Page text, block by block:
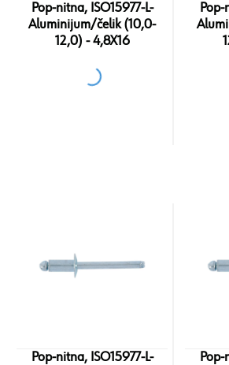
Pop-nitna, ISO15977-L-
Aluminijum/čelik (10,0-
12,0) - 4,8X16
Pop-
Pop-nitna, ISO15977-L-
Pop-